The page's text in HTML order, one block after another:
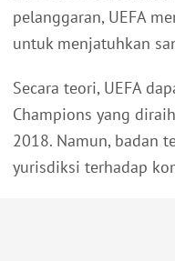
pelanggaran, UEFA
untuk menjatuhkan
Secara teori, UEFA
Champions yang
2018. Namun, badan
yurisdiksi terhadap